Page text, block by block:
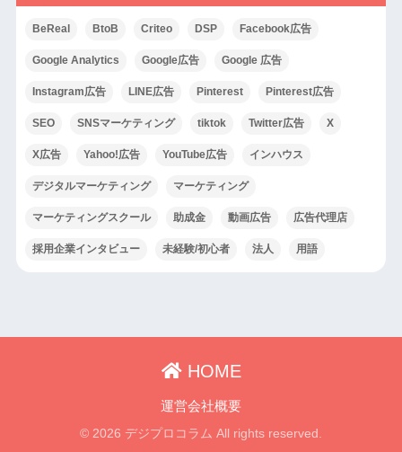
BeReal BtoB Criteo DSP Facebook広告
Google Analytics Google広告 Google 広告
Instagram広告 LINE広告 Pinterest Pinterest広告
SEO SNSマーケティング tiktok Twitter広告 X
X広告 Yahoo!広告 YouTube広告 インハウス
デジタルマーケティング マーケティング
マーケティングスクール 助成金 動画広告 広告代理店
採用企業インタビュー 未経験/初心者 法人 用語
HOME
運営会社概要
© 2026 デジプロコラム All rights reserved.